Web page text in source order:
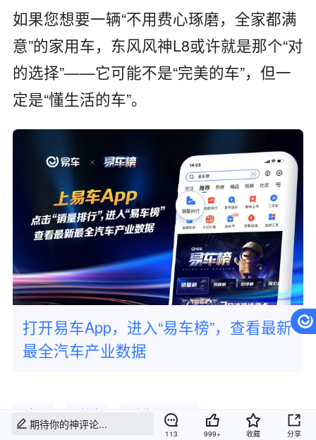
如果您想要一辆“不用费心琢磨，全家都满
意”的家用车，东风风神L8或许就是那个“对
的选择”——它可能不是“完美的车”，但一
定是“懂生活的车”。
打开易车App，进入“易车榜”，查看最新
最全汽车产业数据
# 山海L7 PLUS
期待你的神评论...
113 999+ 收藏 分享